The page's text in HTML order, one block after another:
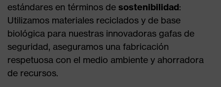
estándares en términos de sostenibilidad:
Utilizamos materiales reciclados y de base
biológica para nuestras innovadoras gafas de
seguridad, aseguramos una fabricación
respetuosa con el medio ambiente y ahorradora
de recursos.